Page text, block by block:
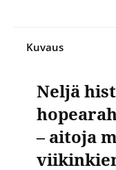
Kuvaus
Neljä
– aitoja